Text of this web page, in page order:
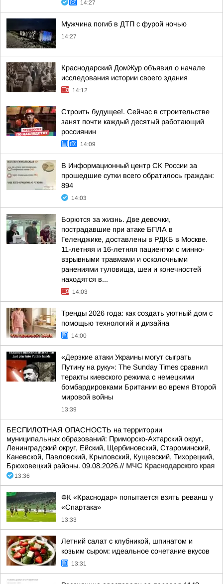
14:27
Мужчина погиб в ДТП с фурой ночью
14:27
Краснодарский ДомЖур объявил о начале
исследования истории своего здания
14:12
Строить будущее!. Сейчас в строительстве
занят почти каждый десятый работающий
россиянин
14:09
В Информационный центр СК России за
прошедшие сутки всего обратилось граждан:
894
14:03
Борются за жизнь. Две девочки,
пострадавшие при атаке БПЛА в
Геленджике, доставлены в РДКБ в Москве.
11-летняя и 16-летняя пациентки с минно-
взрывными травмами и осколочными
ранениями туловища, шеи и конечностей
находятся в...
14:03
Тренды 2026 года: как создать уютный дом с
помощью технологий и дизайна
14:00
«Дерзкие атаки Украины могут сыграть
Путину на руку»: The Sunday Times сравнил
теракты киевского режима с немецкими
бомбардировками Британии во время Второй
мировой войны
13:39
БЕСПИЛОТНАЯ ОПАСНОСТЬ на территории
муниципальных образований: Приморско-Ахтарский округ,
Ленинградский округ, Ейский, Щербиновский, Староминский,
Каневской, Павловский, Крыловский, Кущевский, Тихорецкий,
Брюховецкий районы. 09.08.2026.// МЧС Краснодарского края
13:36
ФК «Краснодар» попытается взять реванш у
«Спартака»
13:33
Летний салат с клубникой, шпинатом и
козьим сыром: идеальное сочетание вкусов
13:31